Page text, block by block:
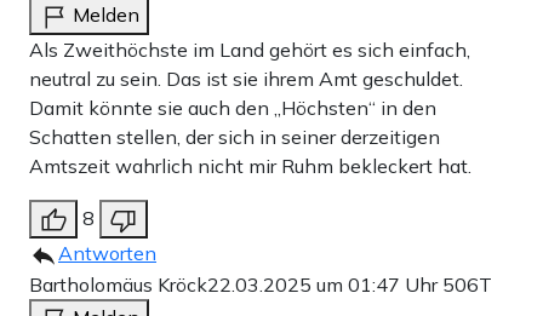
Melden
Als Zweithöchste im Land gehört es sich einfach,
neutral zu sein. Das ist sie ihrem Amt geschuldet.
Damit könnte sie auch den „Höchsten“ in den
Schatten stellen, der sich in seiner derzeitigen
Amtszeit wahrlich nicht mir Ruhm bekleckert hat.
8
Antworten
Bartholomäus Kröck22.03.2025 um 01:47 Uhr 506T